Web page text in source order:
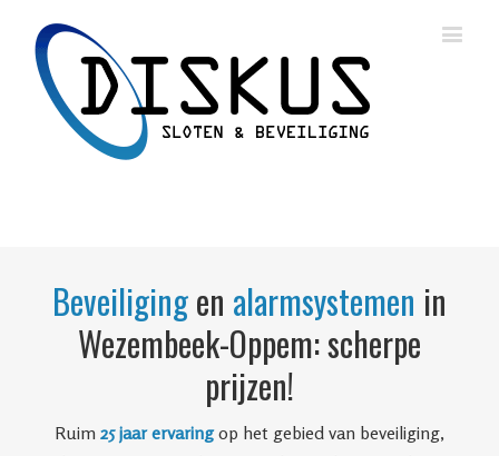
Beveiligingen alarmsystemen in
Wezembeek-Oppem: scherpe
prijzen!
Ruim 25 jaar ervaringop het gebied van beveiliging,